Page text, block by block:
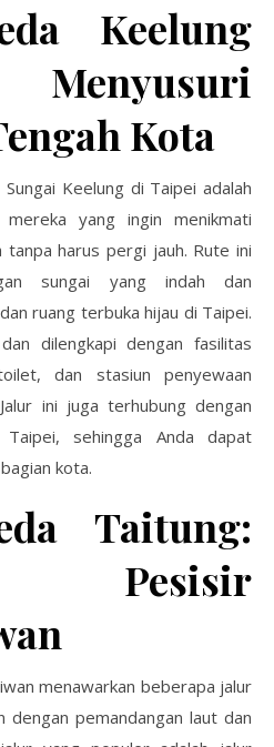
Keelung
Kota
Keelung di Taipei adalah
yang ingin menikmati
harus pergi jauh. Rute ini
sungai yang indah dan
ruang terbuka hijau di Taipei.
dilengkapi dengan fasilitas
dan stasiun penyewaan
ini juga terhubung dengan
sehingga Anda dapat
kota.
Taitung:
Pesisir
menawarkan beberapa jalur
dengan pemandangan laut dan